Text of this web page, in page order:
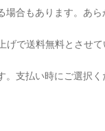
場合もあります。あら
げで送料無料とさせて
。支払い時にご選択く